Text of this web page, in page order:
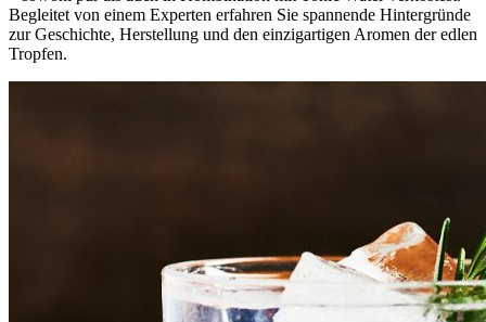
Begleitet von einem Experten erfahren Sie spannende Hintergründe
zur Geschichte, Herstellung und den einzigartigen Aromen der edlen
Tropfen.